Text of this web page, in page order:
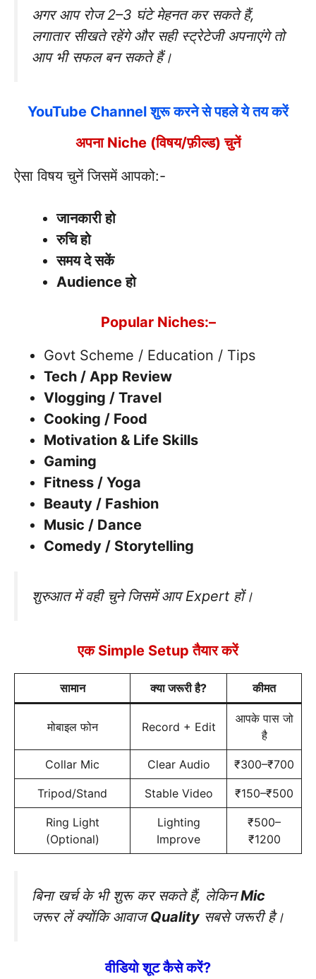
अगर आप रोज 2–3 घंटे मेहनत कर सकते हैं,
लगातार सीखते रहेंगे और सही स्ट्रेटेजी अपनाएंगे तो
आप भी सफल बन सकते हैं।
YouTube Channel शुरू करने से पहले ये तय करें
अपना Niche (विषय/फ़ील्ड) चुनें
ऐसा विषय चुनें जिसमें आपको:-
जानकारी हो
रुचि हो
समय दे सकें
Audience हो
Popular Niches:–
Govt Scheme / Education / Tips
Tech / App Review
Vlogging / Travel
Cooking / Food
Motivation & Life Skills
Gaming
Fitness / Yoga
Beauty / Fashion
Music / Dance
Comedy / Storytelling
शुरुआत में वही चुने जिसमें आप Expert हों।
एक Simple Setup तैयार करें
सामान क्या जरूरी है? कीमत
मोबाइल फोन Record + Edit
आपके पास जो
है
Collar Mic Clear Audio ₹300–₹700
Tripod/Stand Stable Video ₹150–₹500
Ring Light
(Optional)
Lighting
Improve
₹500–
₹1200
बिना खर्च के भी शुरू कर सकते हैं, लेकिनMic
जरूर लें क्योंकि आवाजQuality सबसे जरूरी है।
वीडियो शूट कैसे करें?